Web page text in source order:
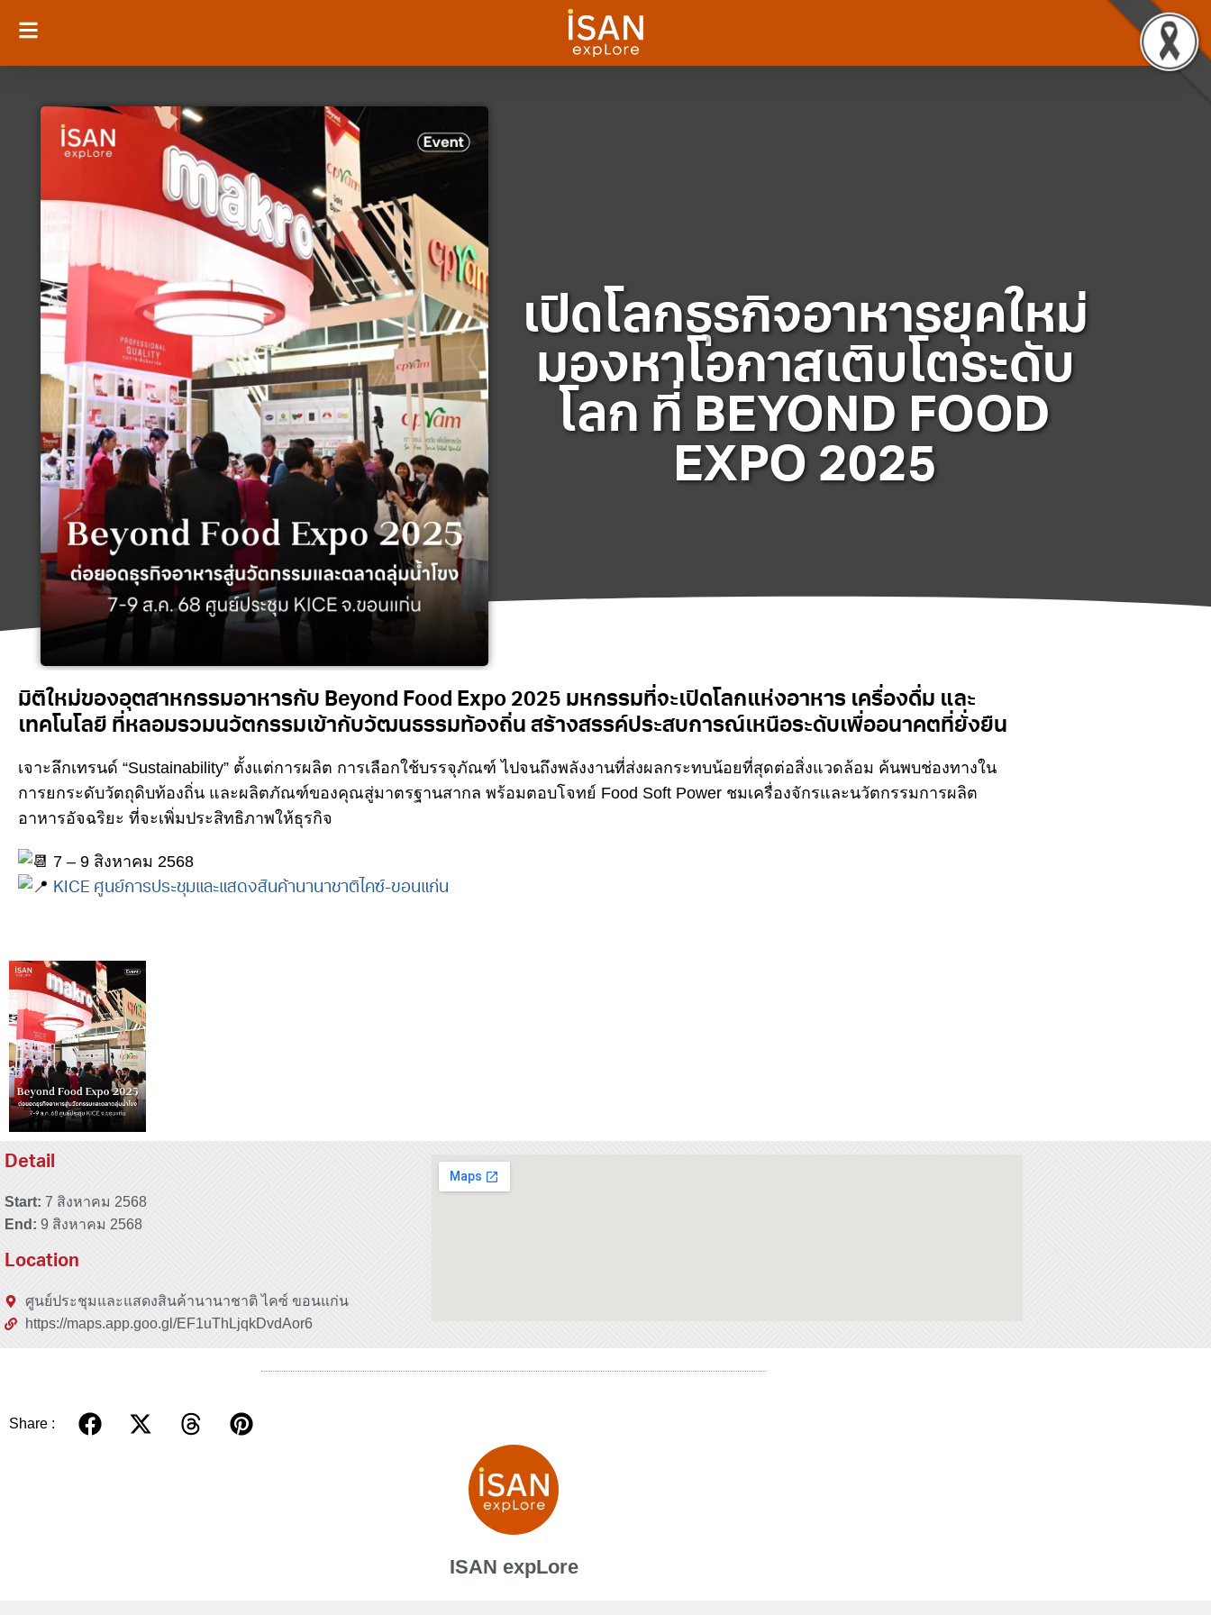
เปิดโลกธุรกิจอาหารยุคใหม่
มองหาโอกาสเติบโตระดับ
โลก ที่ BEYOND FOOD
EXPO 2025
มิติใหม่ของอุตสาหกรรมอาหารกับ Beyond Food Expo 2025 มหกรรมที่จะเปิดโลกแห่งอาหาร เครื่องดื่ม และ
เทคโนโลยี ที่หลอมรวมนวัตกรรมเข้ากับวัฒนธรรมท้องถิ่น สร้างสรรค์ประสบการณ์เหนือระดับเพื่ออนาคตที่ยั่งยืน
เจาะลึกเทรนด์ “Sustainability” ตั้งแต่การผลิต การเลือกใช้บรรจุภัณฑ์ ไปจนถึงพลังงานที่ส่งผลกระทบน้อยที่สุดต่อสิ่งแวดล้อม ค้นพบช่องทางใน
การยกระดับวัตถุดิบท้องถิ่น และผลิตภัณฑ์ของคุณสู่มาตรฐานสากล พร้อมตอบโจทย์ Food Soft Power ชมเครื่องจักรและนวัตกรรมการผลิต
อาหารอัจฉริยะ ที่จะเพิ่มประสิทธิภาพให้ธุรกิจ
7 – 9 สิงหาคม 2568
KICE ศูนย์การประชุมและแสดงสินค้านานาชาติไคซ์-ขอนแก่น
Detail
Start: 7 สิงหาคม 2568
End: 9 สิงหาคม 2568
Location
ศูนย์ประชุมและแสดงสินค้านานาชาติ ไคซ์ ขอนแก่น
https://maps.app.goo.gl/EF1uThLjqkDvdAor6
Share :
ISAN expLore